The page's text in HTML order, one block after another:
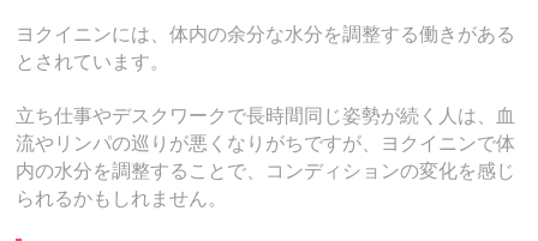
ヨクイニンには、体内の余分な水分を調整する働きがある
とされています。
立ち仕事やデスクワークで長時間同じ姿勢が続く人は、血
流やリンパの巡りが悪くなりがちですが、ヨクイニンで体
内の水分を調整することで、コンディションの変化を感じ
られるかもしれません。